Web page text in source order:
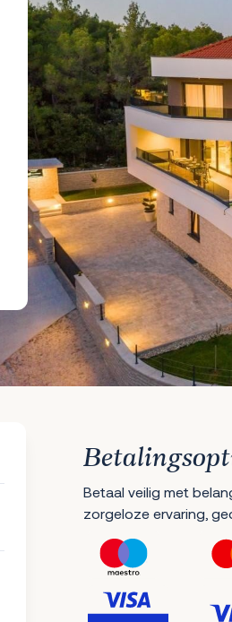
Betaal veilig met
zorgeloze ervaring,